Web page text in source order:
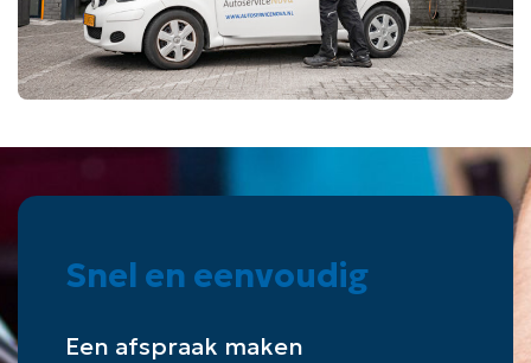
Snel en eenvoudig
Een afspraak maken